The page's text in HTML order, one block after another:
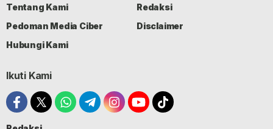
Tentang Kami
Redaksi
Pedoman Media Ciber
Disclaimer
Hubungi Kami
Ikuti Kami